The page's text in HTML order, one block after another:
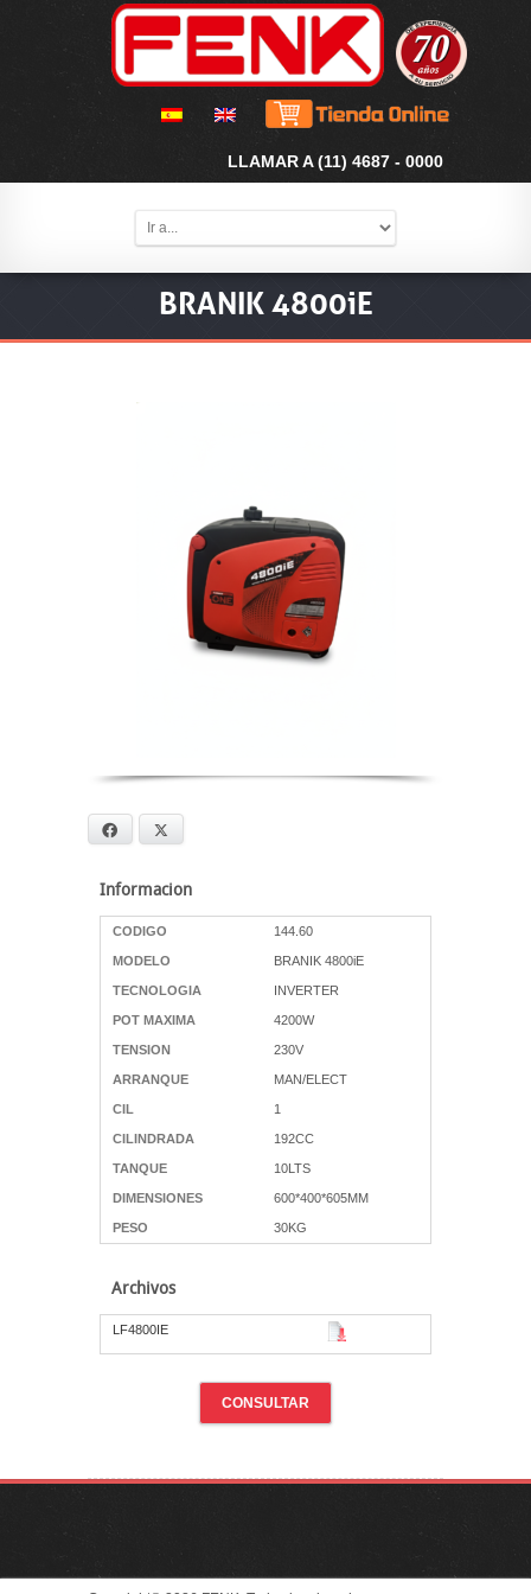
LLAMAR A (11) 4687 - 0000
BRANIK 4800iE
Facebook
Informacion
CODIGO 144.60
MODELO BRANIK 4800iE
TECNOLOGIA INVERTER
POT MAXIMA 4200W
TENSION 230V
ARRANQUE MAN/ELECT
CIL 1
CILINDRADA 192CC
TANQUE 10LTS
DIMENSIONES 600*400*605MM
PESO 30KG
Archivos
LF4800IE
CONSULTAR